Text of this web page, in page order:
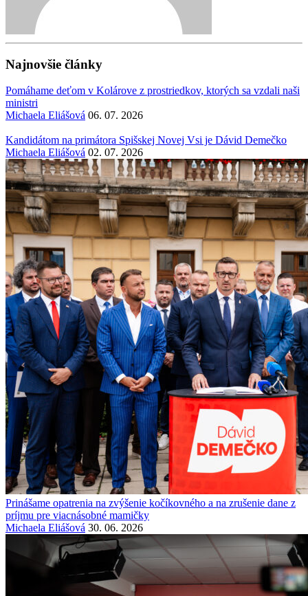
Najnovšie články
Pomáhame deťom v Kolárove z prostriedkov, ktorých sa vzdali naši
ministri
Michaela Eliášová 06. 07. 2026
Kandidátom na primátora Spišskej Novej Vsi je Dávid Demečko
Michaela Eliášová 02. 07. 2026
Prinášame opatrenia na zvýšenie kočíkovného a na zrušenie dane z
príjmu pre viacnásobné mamičky
Michaela Eliášová 30. 06. 2026